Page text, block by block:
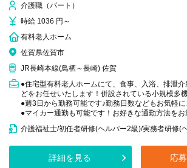
介護職（パート）
時給 1036 円～
有料老人ホーム
佐賀県佐賀市
JR長崎本線(鳥栖～長崎) 佐賀
●住宅型有料老人ホームにて、食事、入浴、排泄
どをお任せいたします！併設されている小規模多
●週3日から勤務可能です♪勤務日数などもお気軽
●マイカー通勤も可能です！お好きな通勤方法を
介護福祉士/初任者研修(ヘルパー2級)/実務者研修(
詳細を見る 応